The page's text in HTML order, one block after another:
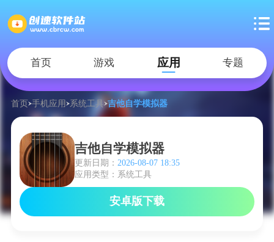
首页 游戏 应用 专题
首页 手机应用 系统工具 吉他自学模拟器
吉他自学模拟器
更新日期： 2026-08-07 18:35
应用类型：系统工具
安卓版下载